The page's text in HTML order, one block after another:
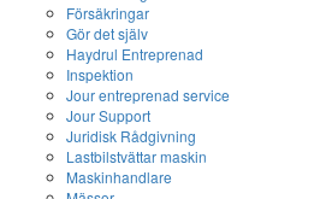
Försäkringar
Gör det själv
Haydrul Entreprenad
Inspektion
Jour entreprenad service
Jour Support
Juridisk Rådgivning
Lastbilstvättar maskin
Maskinhandlare